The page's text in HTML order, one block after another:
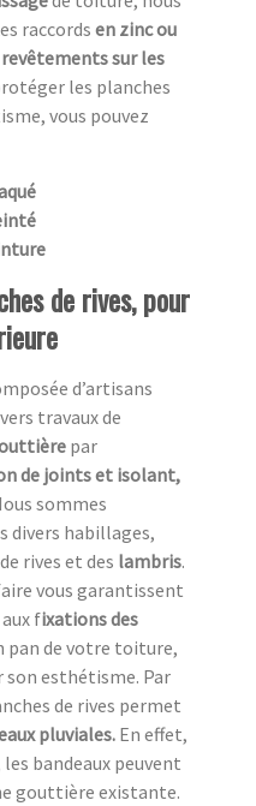
raccords en zinc ou
sur les
les planches
vous pouvez
de rives, pour
d’artisans
travaux de
par
de joints et isolant,
sommes
divers habillages,
rives et des lambris.
vous garantissent
fixations des
pan de votre toiture,
son esthétisme. Par
de rives permet
pluviales. En effet,
bandeaux peuvent
gouttière existante.